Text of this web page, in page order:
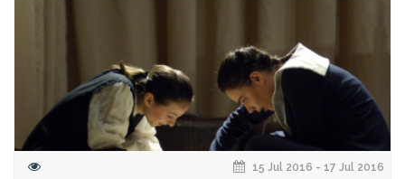
15 Jul 2016 - 17 Jul 2016